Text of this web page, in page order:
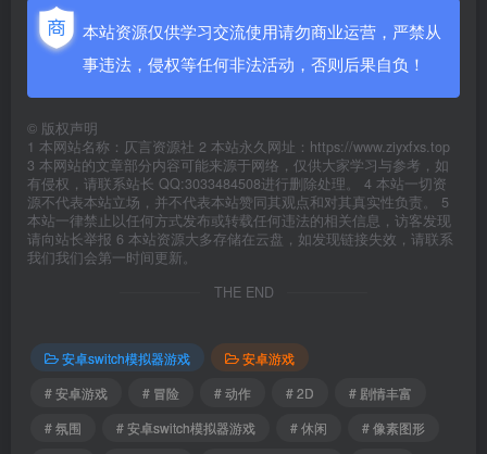
本站资源仅供学习交流使用请勿商业运营，严禁从
事违法，侵权等任何非法活动，否则后果自负！
© 版权声明
1 本网站名称：仄言资源社 2 本站永久网址：https://www.ziyxfxs.top
3 本网站的文章部分内容可能来源于网络，仅供大家学习与参考，如
有侵权，请联系站长 QQ:3033484508进行删除处理。 4 本站一切资
源不代表本站立场，并不代表本站赞同其观点和对其真实性负责。 5
本站一律禁止以任何方式发布或转载任何违法的相关信息，访客发现
请向站长举报 6 本站资源大多存储在云盘，如发现链接失效，请联系
我们我们会第一时间更新。
THE END
安卓switch模拟器游戏
安卓游戏
# 安卓游戏
# 冒险 # 动作 # 2D
# 剧情丰富
# 氛围
# 安卓switch模拟器游戏 # 休闲
# 像素图形